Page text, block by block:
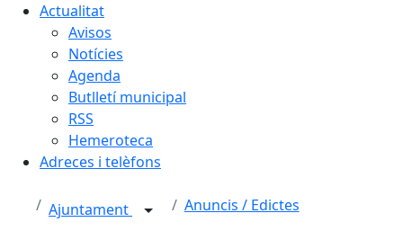
Actualitat
Avisos
Notícies
Agenda
Butlletí municipal
RSS
Hemeroteca
Adreces i telèfons
Ajuntament Anuncis / Edictes